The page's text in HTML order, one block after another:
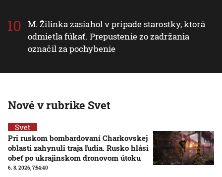
M. Žilinka zasiahol v prípade starostky, ktorá
odmietla fúkať. Prepustenie zo zadržania
označil za pochybenie
Nové v rubrike Svet
Svet
Pri ruskom bombardovaní Charkovskej
oblasti zahynuli traja ľudia. Rusko hlási
obeť po ukrajinskom dronovom útoku
6. 8. 2026, 7:54:40